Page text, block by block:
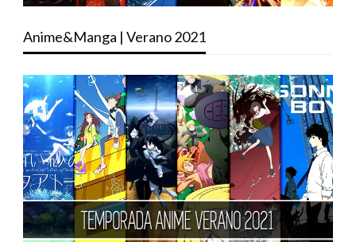
Anime&Manga | Verano 2021